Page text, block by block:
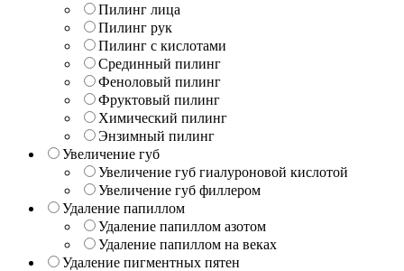
Пилинг лица
Пилинг рук
Пилинг с кислотами
Срединный пилинг
Феноловый пилинг
Фруктовый пилинг
Химический пилинг
Энзимный пилинг
Увеличение губ
Увеличение губ гиалуроновой кислотой
Увеличение губ филлером
Удаление папиллом
Удаление папиллом азотом
Удаление папиллом на веках
Удаление пигментных пятен